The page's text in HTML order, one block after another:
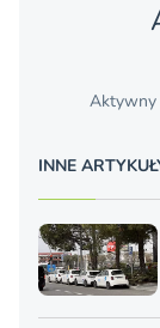
Aktywny
INNE